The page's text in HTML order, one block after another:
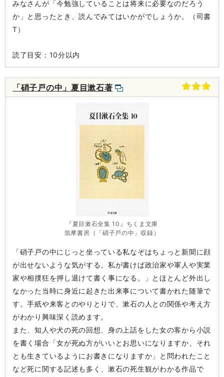
みなさんが「今勉強していることは将来に必要なのだろう
か」と思ったとき、読んでみてはいかがでしょうか。（司書
T）
読了目安：10分以内
「硝子戸の中」夏目漱石著
『夏目漱石全集 10』ちくま文庫
筑摩書房（「硝子戸の中」収録）
「硝子戸の中にじっと坐っている私なぞはちょっと新聞に顔
が出せないような気がする。私が書けば政治家や軍人や実業
家や相撲狂を押し退けて書く事になる。」とほとんど外出し
なかった当時に身近に起きた出来事について書かれた随筆で
す。手紙や来客とのやりとりで、漱石の人との関係や考え方
がわかり興味深く読めます。
また、知人や犬の死の回想、身の上話をした女の客から小説
を書く場合「女が死ぬ方がいいとお思いになりますか、それ
とも生きているようにお書きになりますか」と問われたこと
など死に関する記述も多く、漱石の死生観がわかる作品で